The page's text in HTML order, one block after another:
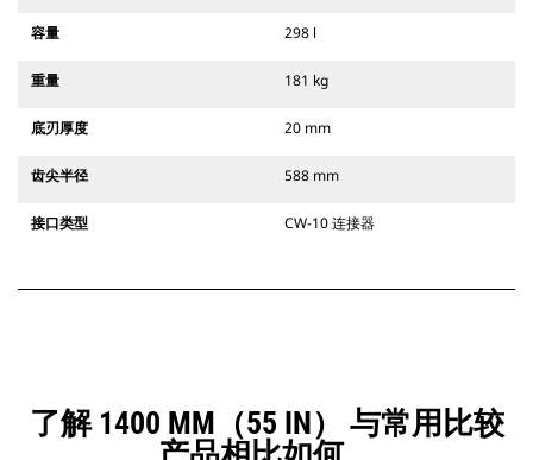
容量 298 l
重量 181 kg
底刃厚度 20 mm
齿尖半径 588 mm
接口类型 CW-10 连接器
了解 1400 MM（55 IN） 与常用比较